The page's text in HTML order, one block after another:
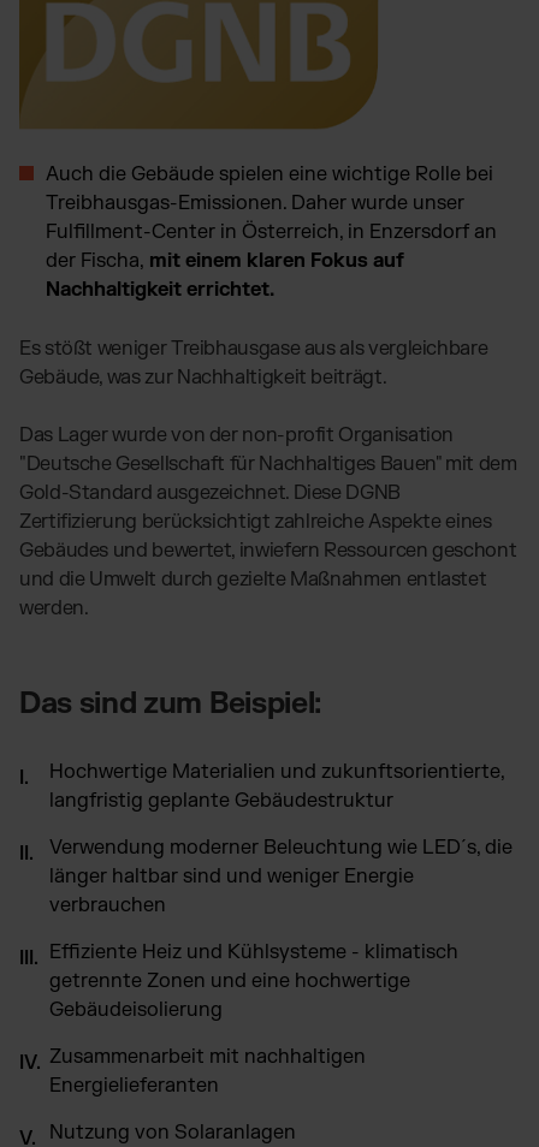
Auch die Gebäude spielen eine wichtige Rolle bei
Treibhausgas-Emissionen. Daher wurde unser
Fulfillment-Center in Österreich, in Enzersdorf an
der Fischa, mit einem klaren Fokus auf
Nachhaltigkeit errichtet.
Es stößt weniger Treibhausgase aus als vergleichbare
Gebäude, was zur Nachhaltigkeit beiträgt.
Das Lager wurde von der non-profit Organisation
"Deutsche Gesellschaft für Nachhaltiges Bauen" mit dem
Gold-Standard ausgezeichnet. Diese DGNB
Zertifizierung berücksichtigt zahlreiche Aspekte eines
Gebäudes und bewertet, inwiefern Ressourcen geschont
und die Umwelt durch gezielte Maßnahmen entlastet
werden.
Das sind zum Beispiel:
Hochwertige Materialien und zukunftsorientierte,
langfristig geplante Gebäudestruktur
Verwendung moderner Beleuchtung wie LED´s, die
länger haltbar sind und weniger Energie
verbrauchen
Effiziente Heiz und Kühlsysteme - klimatisch
getrennte Zonen und eine hochwertige
Gebäudeisolierung
Zusammenarbeit mit nachhaltigen
Energielieferanten
Nutzung von Solaranlagen